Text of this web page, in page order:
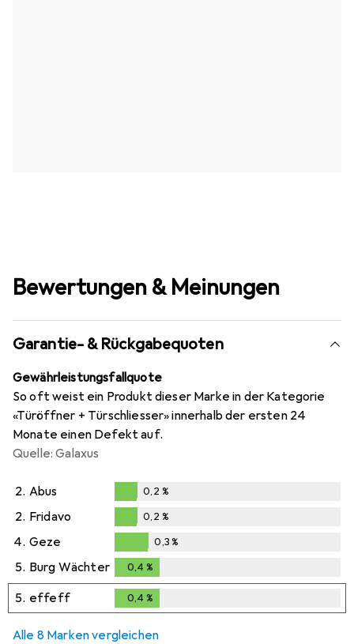
Bewertungen & Meinungen
Garantie- & Rückgabequoten
Gewährleistungsfallquote
So oft weist ein Produkt dieser Marke in der Kategorie
«Türöffner + Türschliesser» innerhalb der ersten 24
Monate einen Defekt auf.
Quelle: Galaxus
2. Abus
0,2%
0,2 %
2. Fridavo
0,2%
0,2 %
4. Geze
0,3%
0,3%
5. Burg Wächter 0,4 %
5. effeff 0,4 %
Alle 8 Marken vergleichen